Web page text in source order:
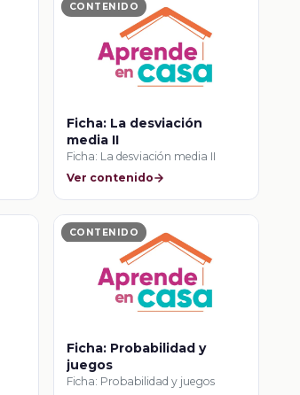
CONTENIDO
Ficha: La desviación
media II
Ficha: La desviación media II
Ver contenido
CONTENIDO
Ficha: Probabilidad y
juegos
Ficha: Probabilidad y juegos